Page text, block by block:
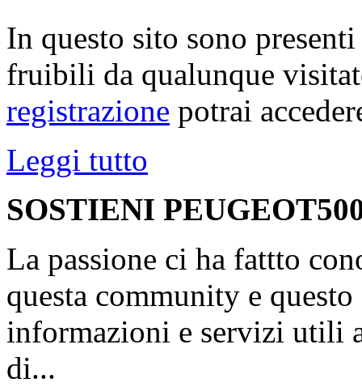
In questo sito sono
fruibili da qualunque
registrazione potrai
Leggi tutto
SOSTIENI
La passione ci ha fattto
questa community e
informazioni e servizi utili
di...